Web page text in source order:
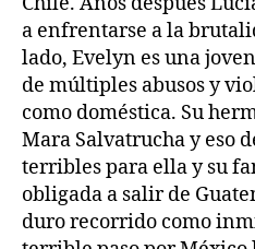
a enfrentarse a la
lado, Evelyn es una
de múltiples abusos y
como doméstica. Su
Mara Salvatrucha y eso
terribles para ella y su
obligada a salir de
duro recorrido como